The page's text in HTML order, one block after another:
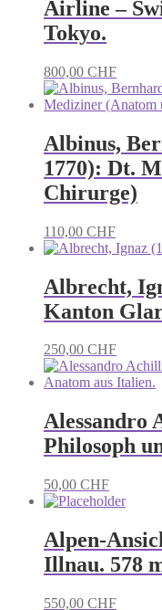
Airline –
Tokyo.
800,00 CHF
Albinus,
1770): Dt.
Chirurge)
110,00 CHF
Albrecht,
Kanton
250,00 CHF
Alessandro
Philosoph
50,00 CHF
Alpen-
Illnau. 578
550,00 CHF